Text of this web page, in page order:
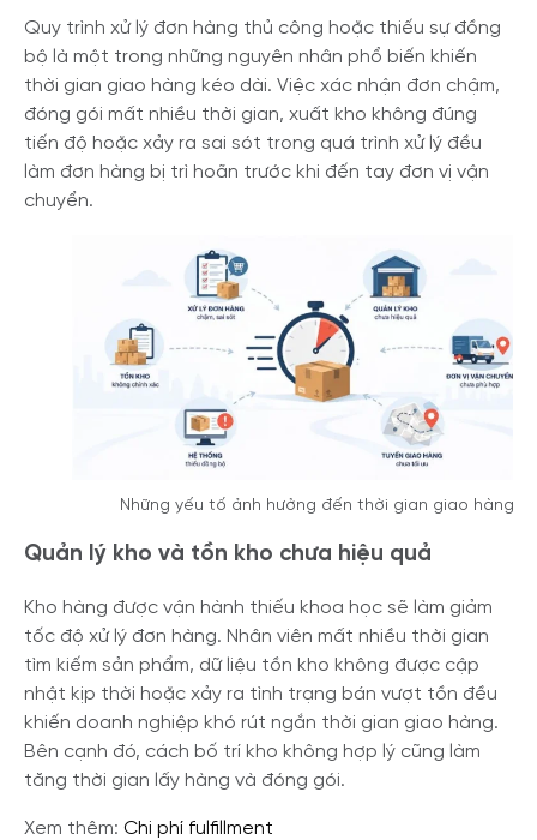
Quy trình xử lý đơn hàng thủ công hoặc thiếu sự đồng
bộ là một trong những nguyên nhân phổ biến khiến
thời gian giao hàng kéo dài. Việc xác nhận đơn chậm,
đóng gói mất nhiều thời gian, xuất kho không đúng
tiến độ hoặc xảy ra sai sót trong quá trình xử lý đều
làm đơn hàng bị trì hoãn trước khi đến tay đơn vị vận
chuyển.
Những yếu tố ảnh hưởng đến thời gian giao hàng
Quản lý kho và tồn kho chưa hiệu quả
Kho hàng được vận hành thiếu khoa học sẽ làm giảm
tốc độ xử lý đơn hàng. Nhân viên mất nhiều thời gian
tìm kiếm sản phẩm, dữ liệu tồn kho không được cập
nhật kịp thời hoặc xảy ra tình trạng bán vượt tồn đều
khiến doanh nghiệp khó rút ngắn thời gian giao hàng.
Bên cạnh đó, cách bố trí kho không hợp lý cũng làm
tăng thời gian lấy hàng và đóng gói.
Xem thêm: Chi phí fulfillment